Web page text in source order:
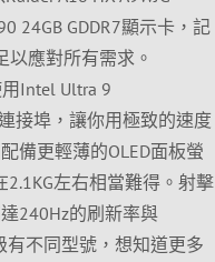
24GB GDDR7顯示卡，記
以應對所有需求。
Intel Ultra 9
接埠，讓你用極致的速度
備更輕薄的OLED面板螢
2.1KG左右相當難得。射擊
240Hz的刷新率與
不同型號，想知道更多